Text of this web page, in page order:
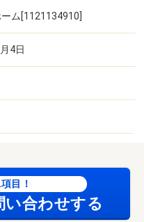
ム[1121134910]
4日
目！
い合わせする